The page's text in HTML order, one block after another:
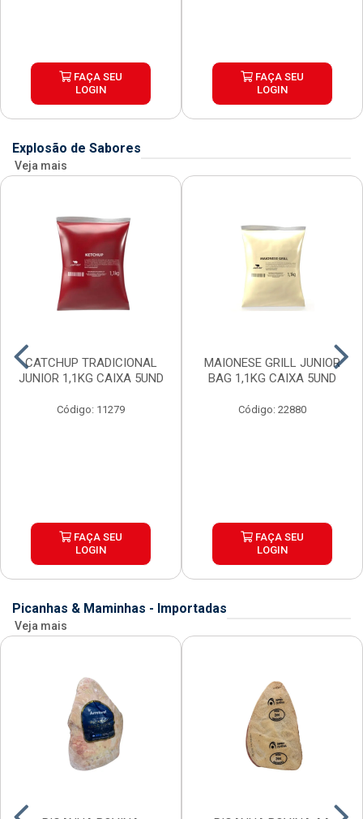
FAÇA SEU
LOGIN
FAÇA SEU
LOGIN
Explosão de Sabores
Veja mais
CATCHUP TRADICIONAL
JUNIOR 1,1KG CAIXA 5UND
Código: 11279
FAÇA SEU
LOGIN
MAIONESE GRILL JUNIOR
BAG 1,1KG CAIXA 5UND
Código: 22880
FAÇA SEU
LOGIN
Picanhas & Maminhas - Importadas
Veja mais